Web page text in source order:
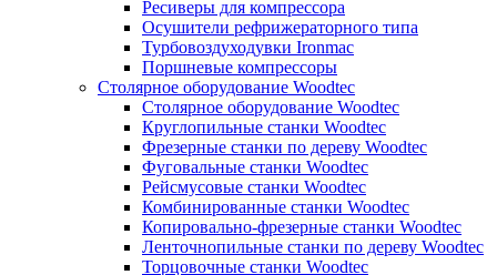
Ресиверы для компрессора
Осушители рефрижераторного типа
Турбовоздуходувки Ironmac
Поршневые компрессоры
Столярное оборудование Woodtec
Столярное оборудование Woodtec
Круглопильные станки Woodtec
Фрезерные станки по дереву Woodtec
Фуговальные станки Woodtec
Рейсмусовые станки Woodtec
Комбинированные станки Woodtec
Копировально-фрезерные станки Woodtec
Ленточнопильные станки по дереву Woodtec
Торцовочные станки Woodtec